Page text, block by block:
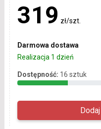
319 zł/szt.
Darmowa dostawa
Realizacja 1 dzień
Dostępność: 16 sztuk